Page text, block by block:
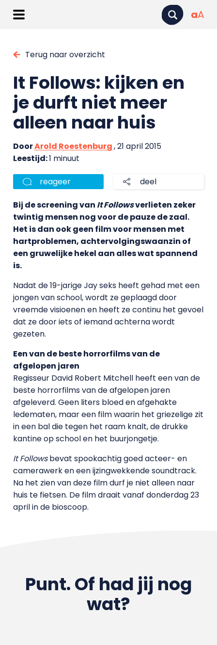
aA
Terug naar overzicht
It Follows: kijken en
je durft niet meer
alleen naar huis
DoorArold Roestenburg, 21 april 2015
Leestijd:1 minuut
reageer deel
Bij de screening van It Followsverlieten zeker
twintig mensen nog voor de pauze de zaal.
Het is dan ook geen film voor mensen met
hartproblemen, achtervolgingswaanzin of
een gruwelijke hekel aan alles wat spannend
is.
Nadat de 19-jarige Jay seks heeft gehad met een
jongen van school, wordt ze geplaagd door
vreemde visioenen en heeft ze continu het gevoel
dat ze door iets of iemand achterna wordt
gezeten.
Een van de beste horrorfilms van de
afgelopen jaren
Regisseur David Robert Mitchell heeft een van de
beste horrorfilms van de afgelopen jaren
afgeleverd. Geen liters bloed en afgehakte
ledematen, maar een film waarin het griezelige zit
in een bal die tegen het raam knalt, de drukke
kantine op school en het buurjongetje.
It Followsbevat spookachtig goed acteer- en
camerawerk en een ijzingwekkende soundtrack.
Na het zien van deze film durf je niet alleen naar
huis te fietsen. De film draait vanaf donderdag 23
april in de bioscoop.
Punt. Of had jij nog
wat?